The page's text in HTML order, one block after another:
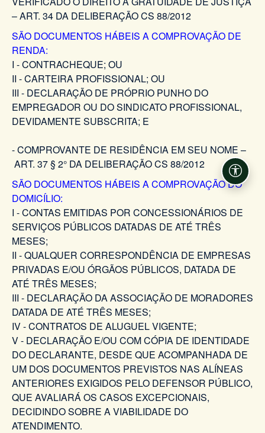
– ART. 34 DA DELIBERAÇÃO CS 88/2012
SÃO DOCUMENTOS HÁBEIS A COMPROVAÇÃO DE
RENDA:
I - CONTRACHEQUE; OU
II - CARTEIRA PROFISSIONAL; OU
III - DECLARAÇÃO DE PRÓPRIO PUNHO DO
EMPREGADOR OU DO SINDICATO PROFISSIONAL,
DEVIDAMENTE SUBSCRITA; E
- COMPROVANTE DE RESIDÊNCIA EM SEU NOME –
ART. 37 § 2° DA DELIBERAÇÃO CS 88/2012
SÃO DOCUMENTOS HÁBEIS A COMPROVAÇÃO DO
DOMICÍLIO:
I - CONTAS EMITIDAS POR CONCESSIONÁRIOS DE
SERVIÇOS PÚBLICOS DATADAS DE ATÉ TRÊS
MESES;
II - QUALQUER CORRESPONDÊNCIA DE EMPRESAS
PRIVADAS E/OU ÓRGÃOS PÚBLICOS, DATADA DE
ATÉ TRÊS MESES;
III - DECLARAÇÃO DA ASSOCIAÇÃO DE MORADORES
DATADA DE ATÉ TRÊS MESES;
IV - CONTRATOS DE ALUGUEL VIGENTE;
V - DECLARAÇÃO E/OU COM CÓPIA DE IDENTIDADE
DO DECLARANTE, DESDE QUE ACOMPANHADA DE
UM DOS DOCUMENTOS PREVISTOS NAS ALÍNEAS
ANTERIORES EXIGIDOS PELO DEFENSOR PÚBLICO,
QUE AVALIARÁ OS CASOS EXCEPCIONAIS,
DECIDINDO SOBRE A VIABILIDADE DO
ATENDIMENTO.